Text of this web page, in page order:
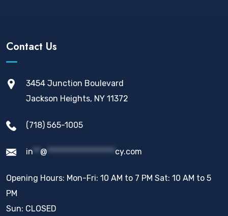
Contact Us
3454 Junction Boulevard
Jackson Heights, NY 11372
(718) 565-1005
in **@ *******************cy.com
Opening Hours: Mon-Fri: 10 AM to 7 PM Sat: 10 AM to 5
PM
Sun: CLOSED